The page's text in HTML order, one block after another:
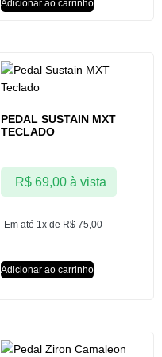
Adicionar ao carrinho
PEDAL SUSTAIN MXT
TECLADO
Em até 1x de R$ 75,00
R$69,00 à vista
Adicionar ao carrinho